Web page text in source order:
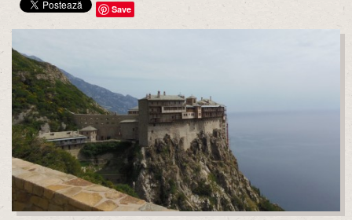
Save